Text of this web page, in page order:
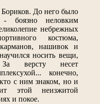
До него было
- боязно неловким
небрежных
костюма,
нашивок и
носить вещи,
версту несет
конечно,
с ним знаком, но и
этой неизжитой
и покое.